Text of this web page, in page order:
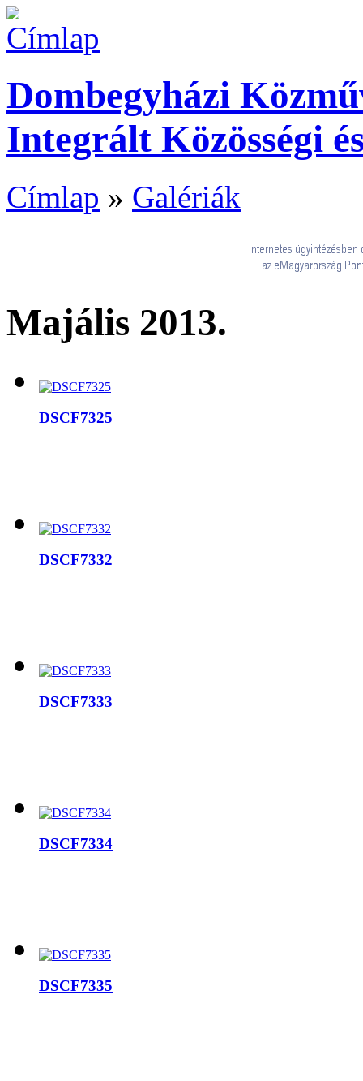
Dombegyházi
Integrált Közösségi
Címlap » Galériák
Majális 2013.
DSCF7325
DSCF7332
DSCF7333
DSCF7334
DSCF7335